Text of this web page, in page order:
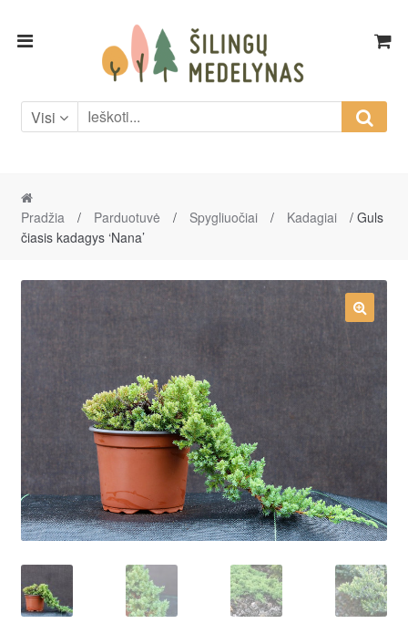
Skip
Skip
Visi
Pradžia / Parduotuvė / Spygliuočiai / Kadagiai
/ Guls
čiasis kadagys ‘Nana’